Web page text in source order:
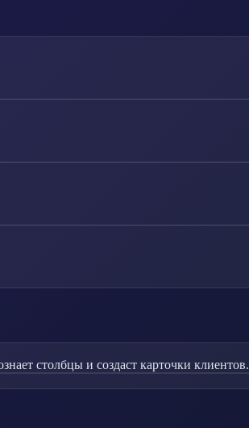
столбцы и создаст карточки клиентов.